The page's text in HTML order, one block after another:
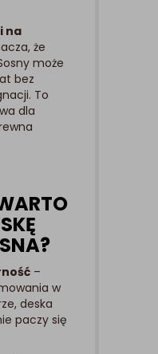
na
że
może
bez
To
dla
–
w
deska
paczy się